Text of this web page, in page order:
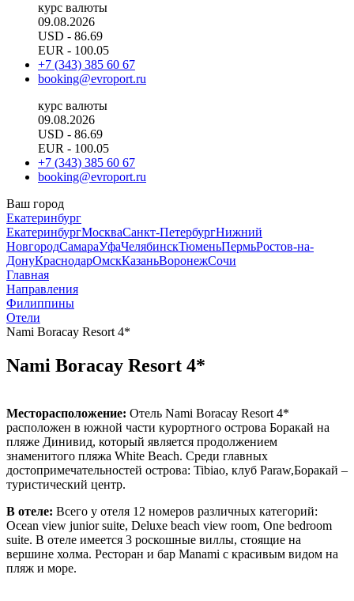
курс валюты
09.08.2026
USD - 86.69
EUR - 100.05
+7 (343) 385 60 67
booking@evroport.ru
курс валюты
09.08.2026
USD - 86.69
EUR - 100.05
+7 (343) 385 60 67
booking@evroport.ru
Ваш город
Екатеринбург
ЕкатеринбургМоскваСанкт-ПетербургНижний
НовгородСамараУфаЧелябинскТюменьПермьРостов-на-
ДонуКраснодарОмскКазаньВоронежСочи
Главная
Направления
Филиппины
Отели
Nami Boracay Resort 4*
Nami Boracay Resort 4*
Месторасположение: Отель Nami Boracay Resort 4*
расположен в южной части курортного острова Боракай на
пляже Динивид, который является продолжением
знаменитого пляжа White Beach. Среди главных
достопримечательностей острова: Tibiao, клуб Paraw,Боракай –
туристический центр.
В отеле: Всего у отеля 12 номеров различных категорий:
Ocean view junior suite, Deluxe beach view room, One bedroom
suite. В отеле имеется 3 роскошные виллы, стоящие на
вершине холма. Ресторан и бар Manami с красивым видом на
пляж и море.